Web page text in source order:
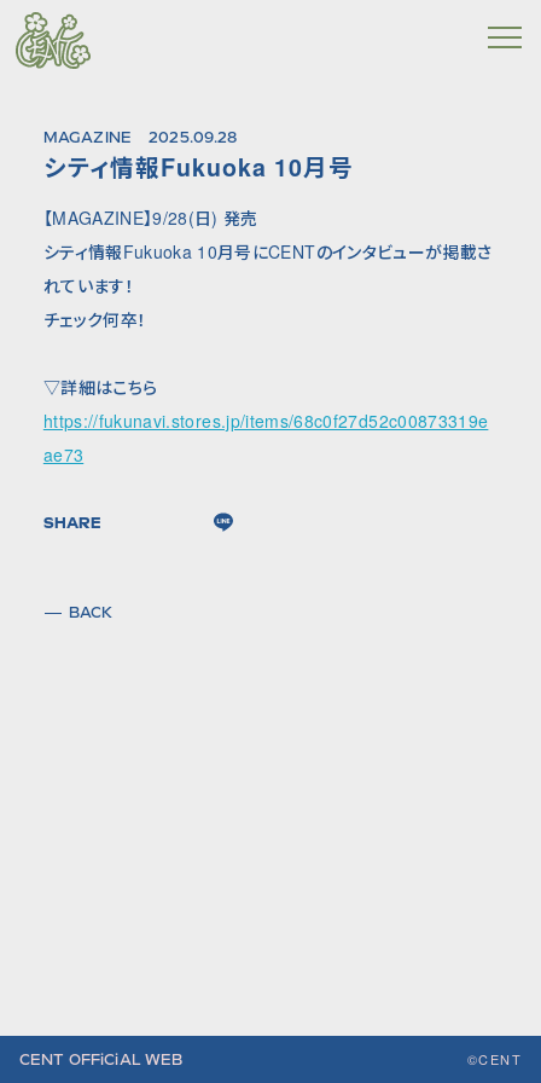
MAGAZINE 2025.09.28
シティ情報Fukuoka 10月号
【MAGAZINE】9/28(日) 発売
シティ情報Fukuoka 10月号にCENTのインタビューが掲載さ
れています！
チェック何卒！
▽詳細はこちら
https://fukunavi.stores.jp/items/68c0f27d52c00873319e
ae73
SHARE
BACK
CENT OFFiCiAL WEB ©CENT